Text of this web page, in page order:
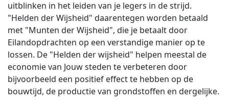
uitblinken in het leiden van je legers in de strijd.
"Helden der Wijsheid" daarentegen worden betaald
met "Munten der Wijsheid", die je betaalt door
Eilandopdrachten op een verstandige manier op te
lossen. De "Helden der wijsheid" helpen meestal de
economie van Jouw steden te verbeteren door
bijvoorbeeld een positief effect te hebben op de
bouwtijd, de productie van grondstoffen en dergelijke.